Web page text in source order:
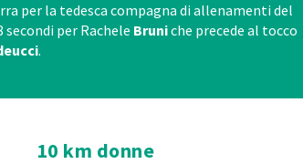
per la tedesca compagna di allenamenti del
secondi per Rachele Bruniche precede al tocco
.
10 km donne